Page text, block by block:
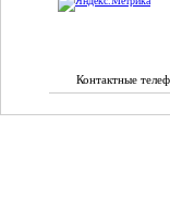
Контактные